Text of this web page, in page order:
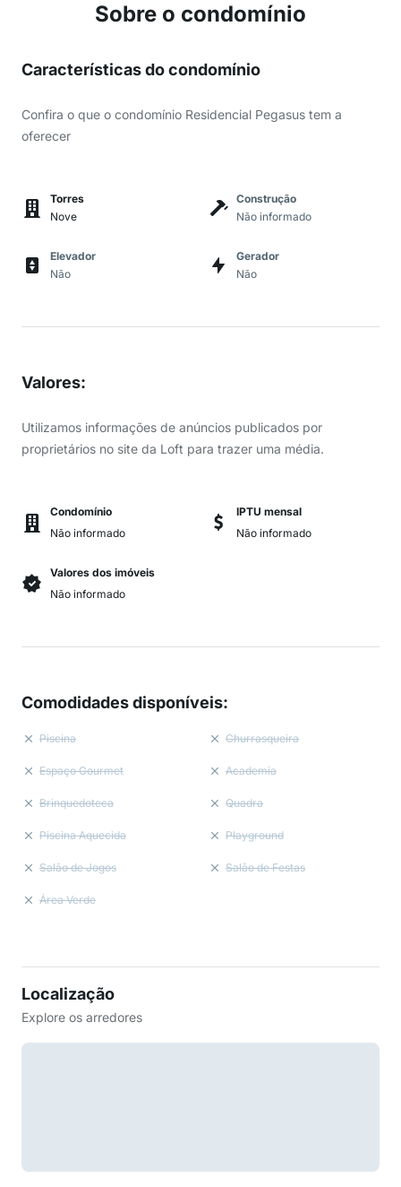
Sobre o condomínio
Características do condomínio
Confira o que o condomínio Residencial Pegasus tem a
oferecer
Torres
Nove
Construção
Não informado
Elevador
Não
Gerador
Não
Valores:
Utilizamos informações de anúncios publicados por
proprietários no site da Loft para trazer uma média.
Condomínio
Não informado
IPTU mensal
Não informado
Valores dos imóveis
Não informado
Comodidades disponíveis:
Piscina Churrasqueira
Espaço Gourmet Academia
Brinquedoteca Quadra
Piscina Aquecida Playground
Salão de Jogos Salão de Festas
Área Verde
Localização
Explore os arredores